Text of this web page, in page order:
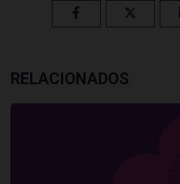
RELACIONADOS